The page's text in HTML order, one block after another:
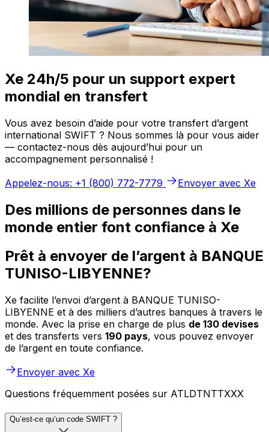
Xe 24h/5 pour un support expert
mondial en transfert
Vous avez besoin d’aide pour votre transfert d’argent
international SWIFT ? Nous sommes là pour vous aider
— contactez-nous dès aujourd’hui pour un
accompagnement personnalisé !
Appelez-nous: +1 (800) 772-7779
Envoyer avec Xe
Des millions de personnes dans le
monde entier font confiance à Xe
Prêt à envoyer de l’argent à BANQUE
TUNISO-LIBYENNE?
Xe facilite l’envoi d’argent à BANQUE TUNISO-
LIBYENNE et à des milliers d’autres banques à travers le
monde. Avec la prise en charge de plus de 130 devises
et des transferts vers 190 pays, vous pouvez envoyer
de l’argent en toute confiance.
Envoyer avec Xe
Questions fréquemment posées sur ATLDTNTTXXX
Qu’est-ce qu’un code SWIFT ?